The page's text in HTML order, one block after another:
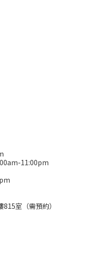
11:00pm
室（需預約）